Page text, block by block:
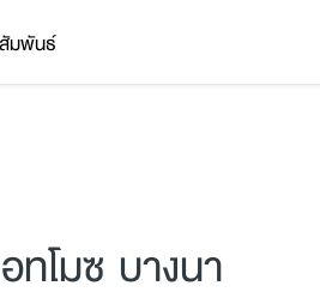
มพันธ์
ทโมซ บางนา